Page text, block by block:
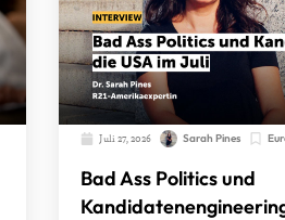
Juli 27, 2026 Sarah Pines
Bad Ass Politics und